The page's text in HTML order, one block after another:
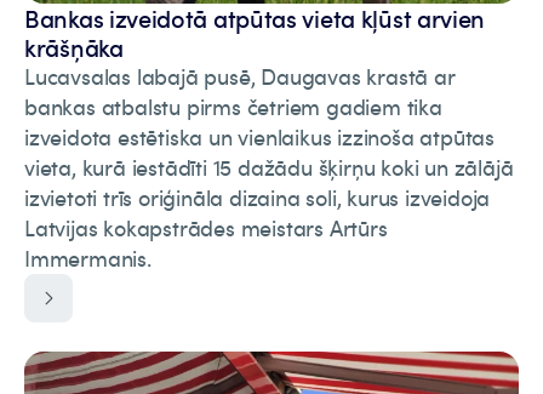
Bankas izveidotā atpūtas vieta kļūst arvien
krāšņāka
Lucavsalas labajā pusē, Daugavas krastā ar
bankas atbalstu pirms četriem gadiem tika
izveidota estētiska un vienlaikus izzinoša atpūtas
vieta, kurā iestādīti 15 dažādu šķirņu koki un zālājā
izvietoti trīs oriģināla dizaina soli, kurus izveidoja
Latvijas kokapstrādes meistars Artūrs
Immermanis.